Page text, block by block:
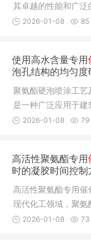
其卓越的性能和广
部分。其
2026-01-08 85
使用高水含量专用
泡孔结构的均匀度
聚氨酯硬泡喷涂工
是一种广泛应用于
制造技术
2026-01-08 79
高活性聚氨酯专用
时的凝胶时间控制
高活性聚氨酯专用
现代化工领域，聚氨
粘合剂、
2026-01-08 73